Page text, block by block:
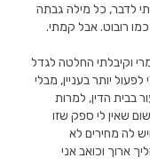
לדבר, כל מילה גבתה
כמו רובוט. אבל קמתי.
וקיבלתי החלטה לגדל
יותר בעניין, מבלי
בבית הדין, למרות
שאין לי ספק שזו
לה מחירים לא
ארוך וכואב אני